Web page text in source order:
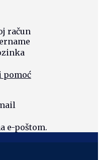
račun
pomoć
e-poštom.